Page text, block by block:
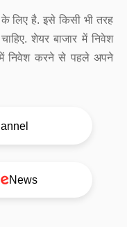
लिए है. इसे किसी भी तरह
शेयर बाजार में निवेश
में निवेश करने से पहले अपने
News